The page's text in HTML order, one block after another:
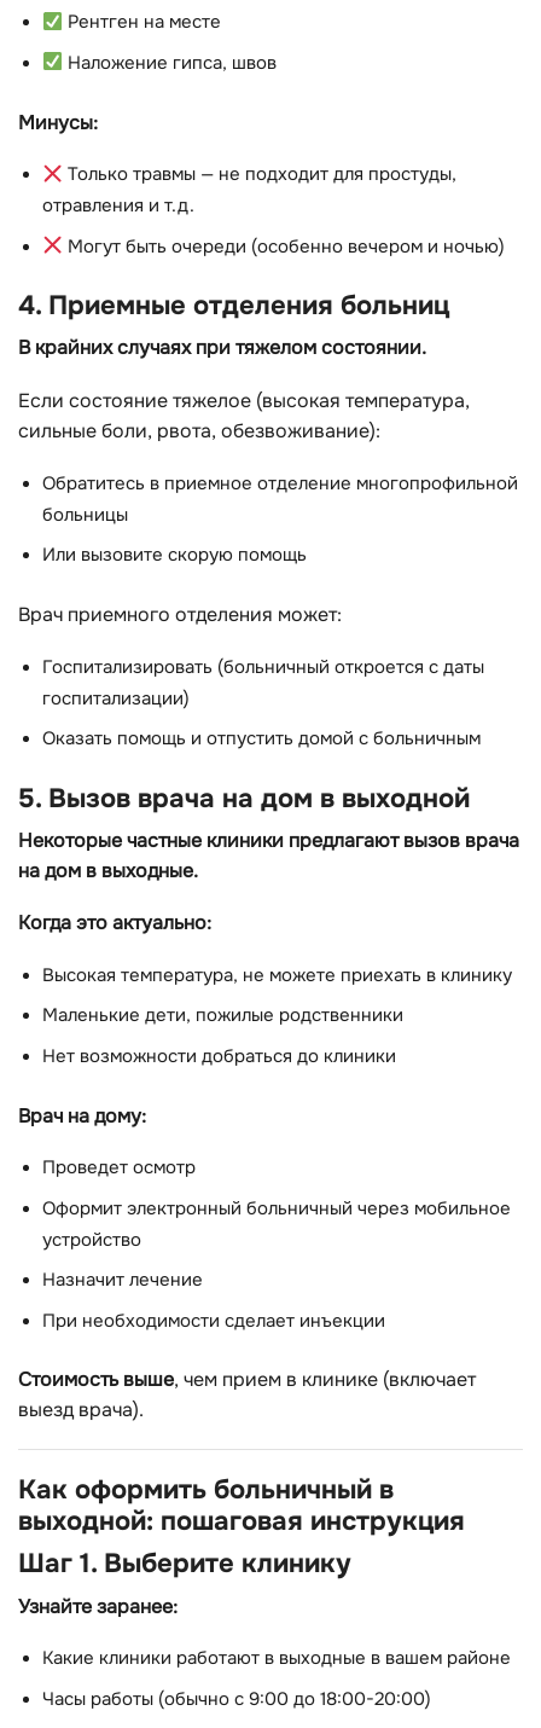
Рентген на месте
Наложение гипса, швов
Минусы:
Только травмы — не подходит для простуды,
отравления и т.д.
Могут быть очереди (особенно вечером и ночью)
4. Приемные отделения больниц
В крайних случаях при тяжелом состоянии.
Если состояние тяжелое (высокая температура,
сильные боли, рвота, обезвоживание):
Обратитесь в приемное отделение многопрофильной
больницы
Или вызовите скорую помощь
Врач приемного отделения может:
Госпитализировать (больничный откроется с даты
госпитализации)
Оказать помощь и отпустить домой с больничным
5. Вызов врача на дом в выходной
Некоторые частные клиники предлагают вызов врача
на дом в выходные.
Когда это актуально:
Высокая температура, не можете приехать в клинику
Маленькие дети, пожилые родственники
Нет возможности добраться до клиники
Врач на дому:
Проведет осмотр
Оформит электронный больничный через мобильное
устройство
Назначит лечение
При необходимости сделает инъекции
Стоимость выше, чем прием в клинике (включает
выезд врача).
Как оформить больничный в
выходной: пошаговая инструкция
Шаг 1. Выберите клинику
Узнайте заранее:
Какие клиники работают в выходные в вашем районе
Часы работы (обычно с 9:00 до 18:00-20:00)